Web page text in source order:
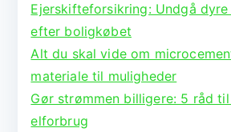
Ejerskifteforsikring: Undgå
efter boligkøbet
Alt du skal vide om
materiale til muligheder
Gør strømmen billigere: 5 råd
elforbrug